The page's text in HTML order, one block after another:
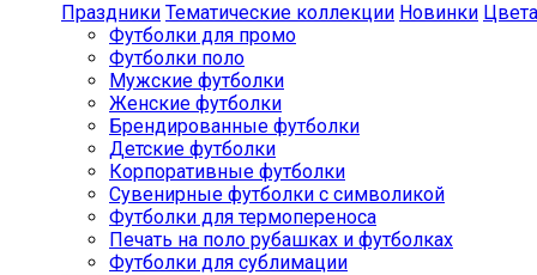
Праздники Тематические коллекции Новинки Цвета
Футболки для промо
Футболки поло
Мужские футболки
Женские футболки
Брендированные футболки
Детские футболки
Корпоративные футболки
Сувенирные футболки с символикой
Футболки для термопереноса
Печать на поло рубашках и футболках
Футболки для сублимации